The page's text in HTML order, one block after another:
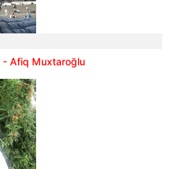
- Afiq Muxtaroğlu